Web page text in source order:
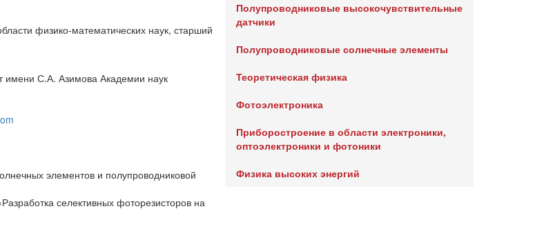
физико-математических наук, старший
имени С.А. Азимова Академии наук
элементов и полупроводниковой
селективных фоторезисторов на
Полупроводниковые высокочувствительные
датчики
Полупроводниковые солнечные элементы
Теоретическая физика
Фотоэлектроника
Приборостроение в области электроники,
оптоэлектроники и фотоники
Физика высоких энергий